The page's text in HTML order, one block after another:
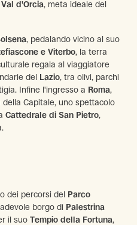
Val d'Orcia, meta ideale del
, pedalando vicino al suo
e Viterbo, la terra
regala al viaggiatore
del Lazio, tra olivi, parchi
Infine l'ingresso a Roma,
Capitale, uno spettacolo
Cattedrale di San Pietro,
dei percorsi del Parco
borgo di Palestrina
il suo Tempio della Fortuna,